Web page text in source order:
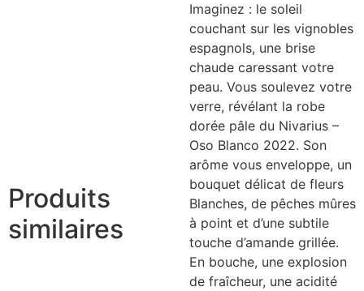
Imaginez : le soleil
couchant sur les vignobles
espagnols, une brise
chaude caressant votre
peau. Vous soulevez votre
verre, révélant la robe
dorée pâle du Nivarius –
Oso Blanco 2022. Son
arôme vous enveloppe, un
bouquet délicat de fleurs
Blanches, de pêches mûres
à point et d’une subtile
touche d’amande grillée.
En bouche, une explosion
de fraîcheur, une acidité
Produits
similaires